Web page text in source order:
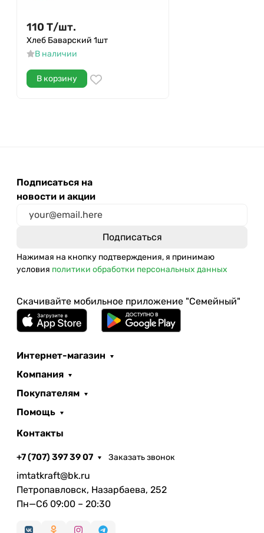
110 Т/шт.
Хлеб Баварский 1шт
В наличии
В корзину
Подписаться на
новости и акции
Нажимая на кнопку подтверждения, я принимаю
условия политики обработки персональных данных
Скачивайте мобильное приложение "Семейный"
Интернет-магазин
Компания
Покупателям
Помощь
Контакты
+7 (707) 397 39 07 Заказать звонок
imtatkraft@bk.ru
Петропавловск, Назарбаева, 252
Пн—Сб 09:00 – 20:30